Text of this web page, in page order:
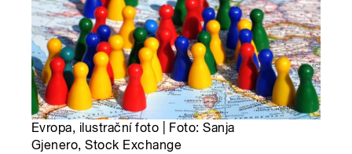
Evropa, ilustrační foto | Foto: Sanja
Gjenero, Stock Exchange